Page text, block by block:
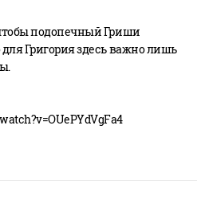
подопечный Гриши
Григория здесь важно лишь